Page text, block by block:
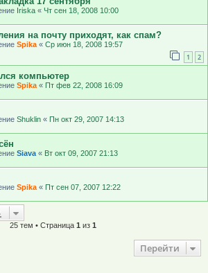
Iriska « Чт сен 18, 2008 10:00
на почту приходят, как спам?
Spika« Ср июн 18, 2008 19:57
1 2
компьютер
Spika « Пт фев 22, 2008 16:09
Shuklin « Пн окт 29, 2007 14:13
Siava « Вт окт 09, 2007 21:13
Spika « Пт сен 07, 2007 12:22
25 тем • Страница 1 из 1
Перейти